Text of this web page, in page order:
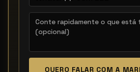
QUERO FALAR COM A